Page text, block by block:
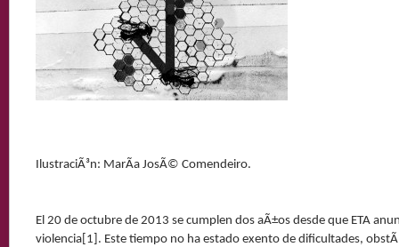
IlustraciÃ³n: MarÃ­a JosÃ© Comendeiro.
El 20 de octubre de 2013 se cumplen dos aÃ±os desde que ETA
violencia[1]. Este tiempo no ha estado exento de dificultades,